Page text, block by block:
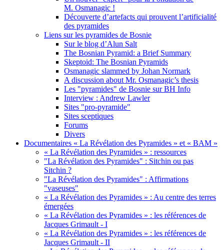
M. Osmanagic !
Découverte d’artefacts qui prouvent l’artificialité
des pyramides
Liens sur les pyramides de Bosnie
Sur le blog d’Alun Salt
The Bosnian Pyramid: a Brief Summary
Skeptoid: The Bosnian Pyramids
Osmanagic slammed by Johan Normark
A discussion about Mr. Osmanagic’s thesis
Les "pyramides" de Bosnie sur BH Info
Interview : Andrew Lawler
Sites "pro-pyramide"
Sites sceptiques
Forums
Divers
Documentaires « La Révélation des Pyramides » et « BAM »
« La Révélation des Pyramides » : ressources
"La Révélation des Pyramides" : Sitchin ou pas
Sitchin ?
"La Révélation des Pyramides" : Affirmations
"vaseuses"
« La Révélation des Pyramides » : Au centre des terres
émergées
« La Révélation des Pyramides » : les références de
Jacques Grimault - I
« La Révélation des Pyramides » : les références de
Jacques Grimault - II